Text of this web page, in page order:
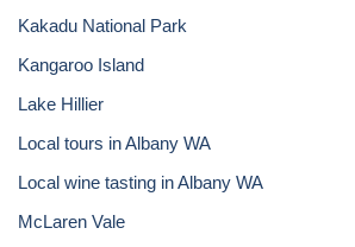
Kakadu National Park
Kangaroo Island
Lake Hillier
Local tours in Albany WA
Local wine tasting in Albany WA
McLaren Vale